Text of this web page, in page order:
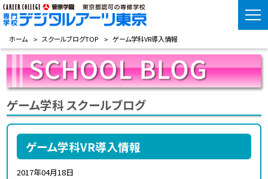
ホーム スクールブログTOP ゲーム学科VR導入情報
ゲーム学科 スクールブログ
ゲーム学科VR導入情報
2017年04月18日